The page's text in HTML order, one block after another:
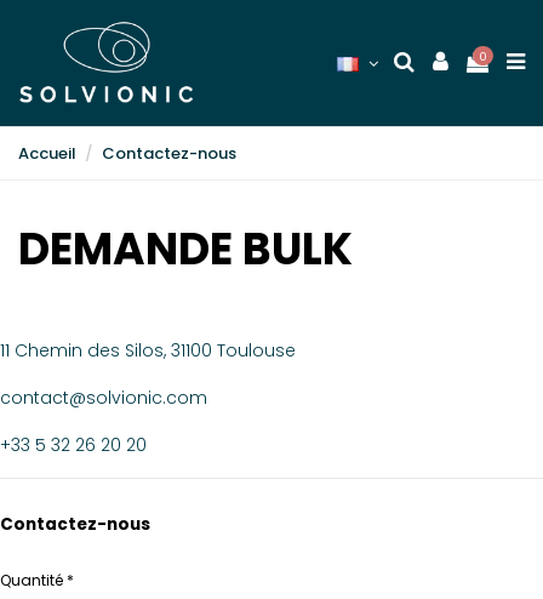
0
Accueil Contactez-nous
DEMANDE BULK
11 Chemin des Silos, 31100 Toulouse
contact@solvionic.com
+33 5 32 26 20 20
Contactez-nous
Quantité *